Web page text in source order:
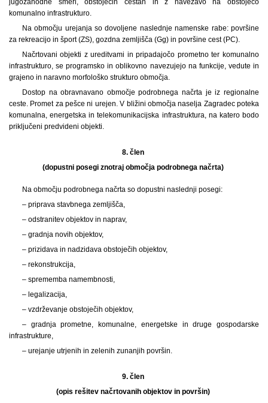
jugozahodne smeri, obstoječih cestah in z navezavo na obstoječo
komunalno infrastrukturo.
Na območju urejanja so dovoljene naslednje namenske rabe: površine
za rekreacijo in šport (ZS), gozdna zemljišča (Gg) in površine cest (PC).
Načrtovani objekti z ureditvami in pripadajočo prometno ter komunalno
infrastrukturo, se programsko in oblikovno navezujejo na funkcije, vedute in
grajeno in naravno morfološko strukturo območja.
Dostop na obravnavano območje podrobnega načrta je iz regionalne
ceste. Promet za pešce ni urejen. V bližini območja naselja Zagradec poteka
komunalna, energetska in telekomunikacijska infrastruktura, na katero bodo
priključeni predvideni objekti.
8. člen
(dopustni posegi znotraj območja podrobnega načrta)
Na območju podrobnega načrta so dopustni naslednji posegi:
– priprava stavbnega zemljišča,
– odstranitev objektov in naprav,
– gradnja novih objektov,
– prizidava in nadzidava obstoječih objektov,
– rekonstrukcija,
– sprememba namembnosti,
– legalizacija,
– vzdrževanje obstoječih objektov,
– gradnja prometne, komunalne, energetske in druge gospodarske
infrastrukture,
– urejanje utrjenih in zelenih zunanjih površin.
9. člen
(opis rešitev načrtovanih objektov in površin)